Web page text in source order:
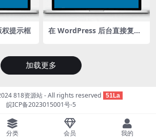
提示框
在 WordPress 后台直接复制
加载更多
818资源站- All rights reserved 51La
皖ICP备2023015001号-5
分类 会员 我的